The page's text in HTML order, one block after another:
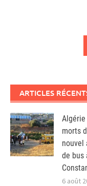
ARTICLES
Algérie
morts
nouvel
de bus
6 août